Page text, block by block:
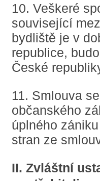
10. Veškeré
související
bydliště je v
republice,
České
11. Smlouva
občanského
úplného
stran ze
II. Zvláštní